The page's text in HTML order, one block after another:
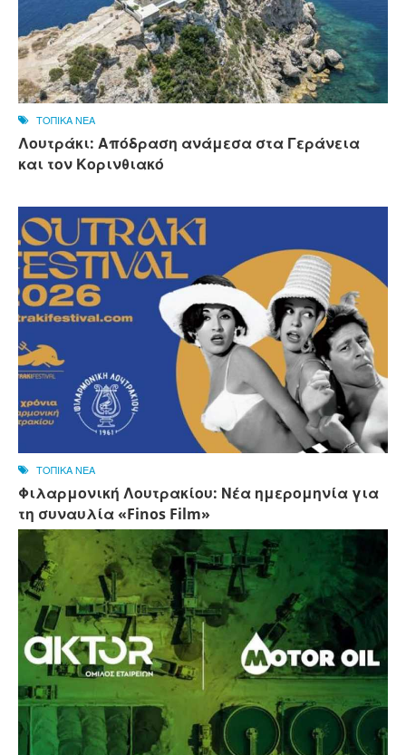
ΤΟΠΙΚΑ ΝΕΑ
Λουτράκι: Απόδραση ανάμεσα στα Γεράνεια
και τον Κορινθιακό
ΤΟΠΙΚΑ ΝΕΑ
Φιλαρμονική Λουτρακίου: Νέα ημερομηνία για
τη συναυλία «Finos Film»